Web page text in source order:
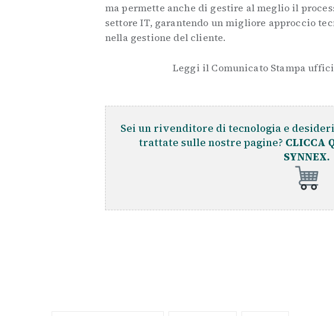
ma permette anche di gestire al meglio il
settore IT, garantendo un migliore approccio
nella gestione del cliente.
Leggi il Comunicato Stampa
Sei un rivenditore di tecnologia e
trattate sulle nostre pagine? CLICCA
SYNNEX.